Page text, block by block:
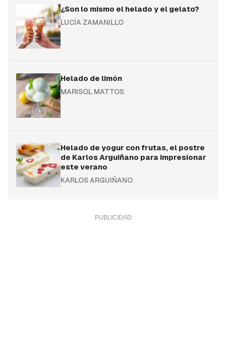
¿Son lo mismo el helado y el gelato?
LUCÍA ZAMANILLO
Helado de limón
MARISOL MATTOS
Helado de yogur con frutas, el postre
de Karlos Arguiñano para impresionar
este verano
KARLOS ARGUIÑANO